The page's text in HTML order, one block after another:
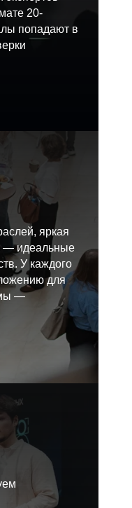
20-
попадают в
яркая
— идеальные
У каждого
для
—